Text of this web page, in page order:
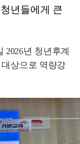
년들에게 큰
년 청년후계
상으로 역량강